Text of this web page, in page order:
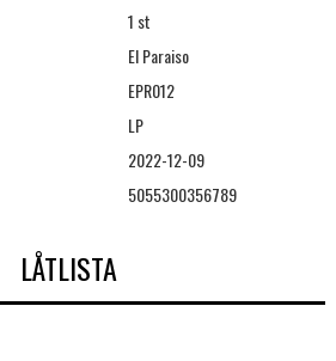
1 st
El Paraiso
EPR012
LP
2022-12-09
5055300356789
LÅTLISTA